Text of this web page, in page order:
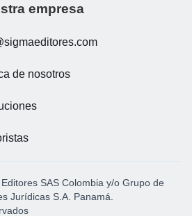
empresa
de nosotros
SAS Colombia y/o Grupo de
Jurídicas S.A. Panamá.